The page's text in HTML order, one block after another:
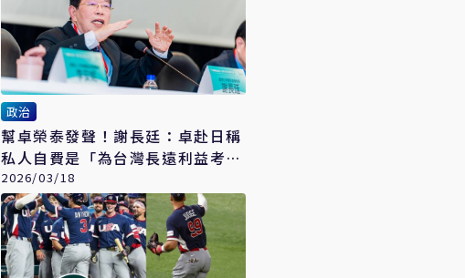
政治
幫卓榮泰發聲！謝長廷：卓赴日稱
私人自費是「為台灣長遠利益考
慮」
2026/03/18